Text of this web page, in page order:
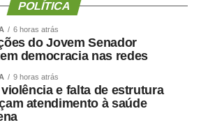
estão o conceito de “bolhas de
o isolamento intelectual gerado
O Dilema das Redes
Jeff Orlowski, que mostra como
POLÍTICA
6 horas atrás
do Jovem Senador
democracia nas redes
9 horas atrás
e falta de estrutura
atendimento à saúde